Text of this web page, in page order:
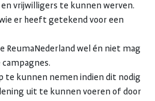
vrijwilligers te kunnen werven.
er heeft getekend voor een
ReumaNederland wel én niet mag
te kunnen nemen indien dit nodig
uit te kunnen voeren of door